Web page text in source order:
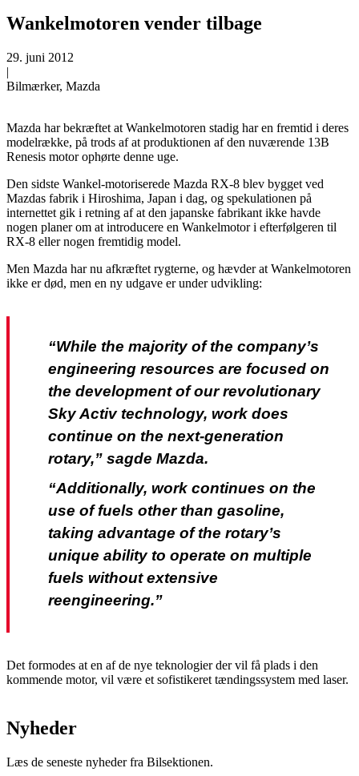
Wankelmotoren vender tilbage
29. juni 2012
|
Bilmærker, Mazda
Mazda har bekræftet at Wankelmotoren stadig har en fremtid i deres
modelrække, på trods af at produktionen af den nuværende 13B
Renesis motor ophørte denne uge.
Den sidste Wankel-motoriserede Mazda RX-8 blev bygget ved
Mazdas fabrik i Hiroshima, Japan i dag, og spekulationen på
internettet gik i retning af at den japanske fabrikant ikke havde
nogen planer om at introducere en Wankelmotor i efterfølgeren til
RX-8 eller nogen fremtidig model.
Men Mazda har nu afkræftet rygterne, og hævder at Wankelmotoren
ikke er død, men en ny udgave er under udvikling:
“While the majority of the company’s
engineering resources are focused on
the development of our revolutionary
Sky Activ technology, work does
continue on the next-generation
rotary,” sagde Mazda.
“Additionally, work continues on the
use of fuels other than gasoline,
taking advantage of the rotary’s
unique ability to operate on multiple
fuels without extensive
reengineering.”
Det formodes at en af de nye teknologier der vil få plads i den
kommende motor, vil være et sofistikeret tændingssystem med laser.
Nyheder
Læs de seneste nyheder fra Bilsektionen.